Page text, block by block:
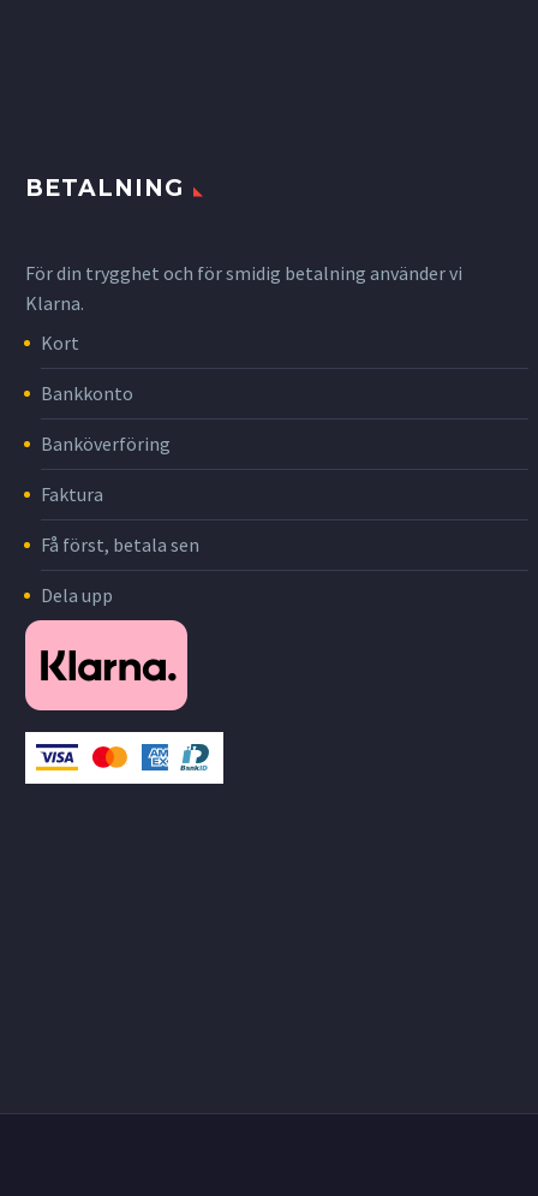
BETALNING
För din trygghet och för smidig betalning använder vi
Klarna.
Kort
Bankkonto
Banköverföring
Faktura
Få först, betala sen
Dela upp